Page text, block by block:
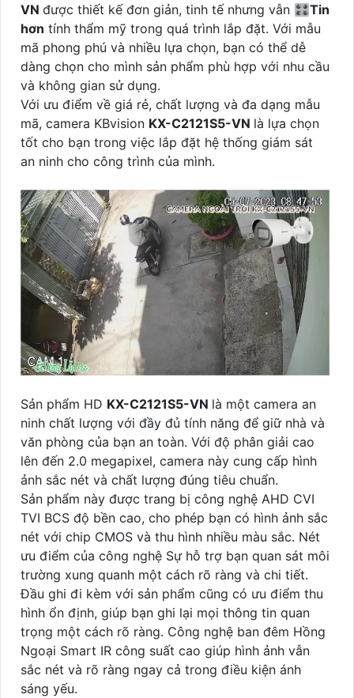
VN được thiết kế đơn giản, tinh tế nhưng vẫn 🎛Tin
hơn tính thẩm mỹ trong quá trình lắp đặt. Với mẫu
mã phong phú và nhiều lựa chọn, bạn có thể dễ
dàng chọn cho mình sản phẩm phù hợp với nhu cầu
và không gian sử dụng.
Với ưu điểm về giá rẻ, chất lượng và đa dạng mẫu
mã, camera KBvision KX-C2121S5-VN là lựa chọn
tốt cho bạn trong việc lắp đặt hệ thống giám sát
an ninh cho công trình của mình.
Sản phẩm HD KX-C2121S5-VN là một camera an
ninh chất lượng với đầy đủ tính năng để giữ nhà và
văn phòng của bạn an toàn. Với độ phân giải cao
lên đến 2.0 megapixel, camera này cung cấp hình
ảnh sắc nét và chất lượng đúng tiêu chuẩn.
Sản phẩm này được trang bị công nghệ AHD CVI
TVI BCS độ bền cao, cho phép bạn có hình ảnh sắc
nét với chip CMOS và thu hình nhiều màu sắc. Nét
ưu điểm của công nghệ Sự hỗ trợ bạn quan sát môi
trường xung quanh một cách rõ ràng và chi tiết.
Đầu ghi đi kèm với sản phẩm cũng có ưu điểm thu
hình ổn định, giúp bạn ghi lại mọi thông tin quan
trọng một cách rõ ràng. Công nghệ ban đêm Hồng
Ngoại Smart IR công suất cao giúp hình ảnh vẫn
sắc nét và rõ ràng ngay cả trong điều kiện ánh
sáng yếu.